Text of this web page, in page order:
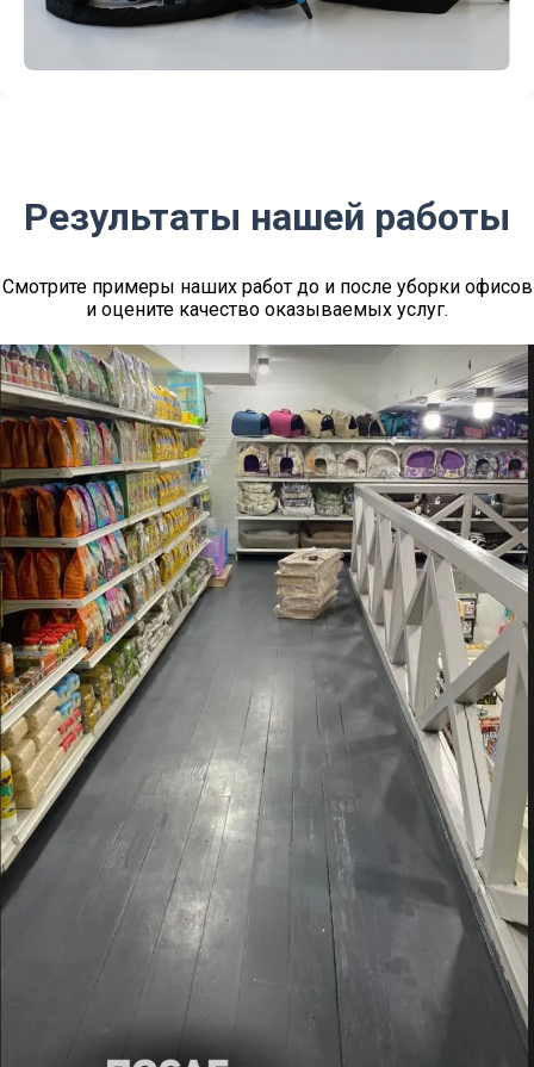
Результаты нашей работы
Смотрите примеры наших работ до и после уборки офисов
и оцените качество оказываемых услуг.